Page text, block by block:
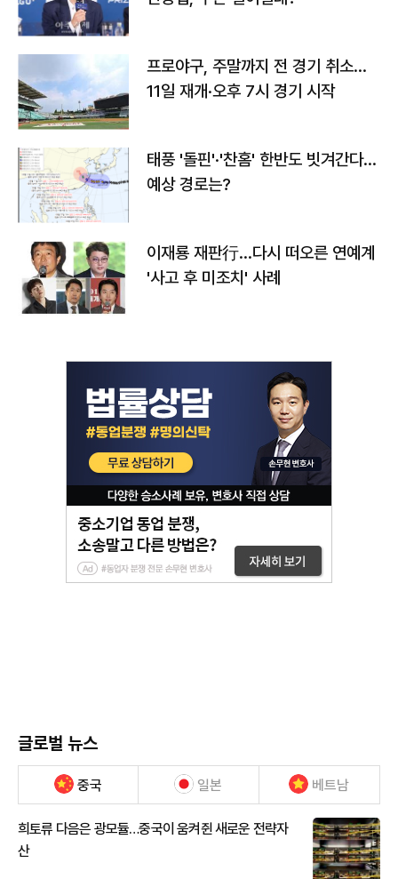
프로야구, 주말까지 전 경기 취소…
11일 재개·오후 7시 경기 시작
태풍 '돌핀'·'찬홈' 한반도 빗겨간다…
예상 경로는?
이재룡 재판行…다시 떠오른 연예계
'사고 후 미조치' 사례
글로벌 뉴스
중국 일본 베트남
희토류 다음은 광모듈…중국이 움켜쥔 새로운 전략자
산